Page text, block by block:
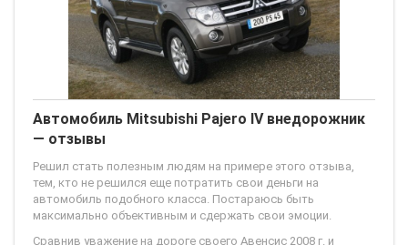
Автомобиль Mitsubishi Pajero IV внедорожник
— отзывы
Решил стать полезным людям на примере этого отзыва,
тем, кто не решился еще потратить свои деньги на
автомобиль подобного класса. Постараюсь быть
максимально объективным и сдержать свои эмоции.
Сравнив уважение на дороге своего Авенсис 2008 г. и